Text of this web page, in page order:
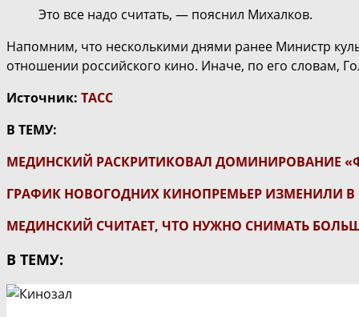
Это все надо считать, — пояснил Михалков.
Напомним, что несколькими днями ранее Министр
отношении российского кино. Иначе, по его словам,
Источник: ТАСС
В ТЕМУ:
МЕДИНСКИЙ РАСКРИТИКОВАЛ ДОМИНИРОВАНИЕ
ГРАФИК НОВОГОДНИХ КИНОПРЕМЬЕР ИЗМЕНИЛИ
МЕДИНСКИЙ СЧИТАЕТ, ЧТО НУЖНО СНИМАТЬ
В ТЕМУ: